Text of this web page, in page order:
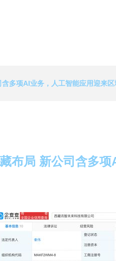
多项AI业务，人工智能应用迎来区
布局 新公司含多